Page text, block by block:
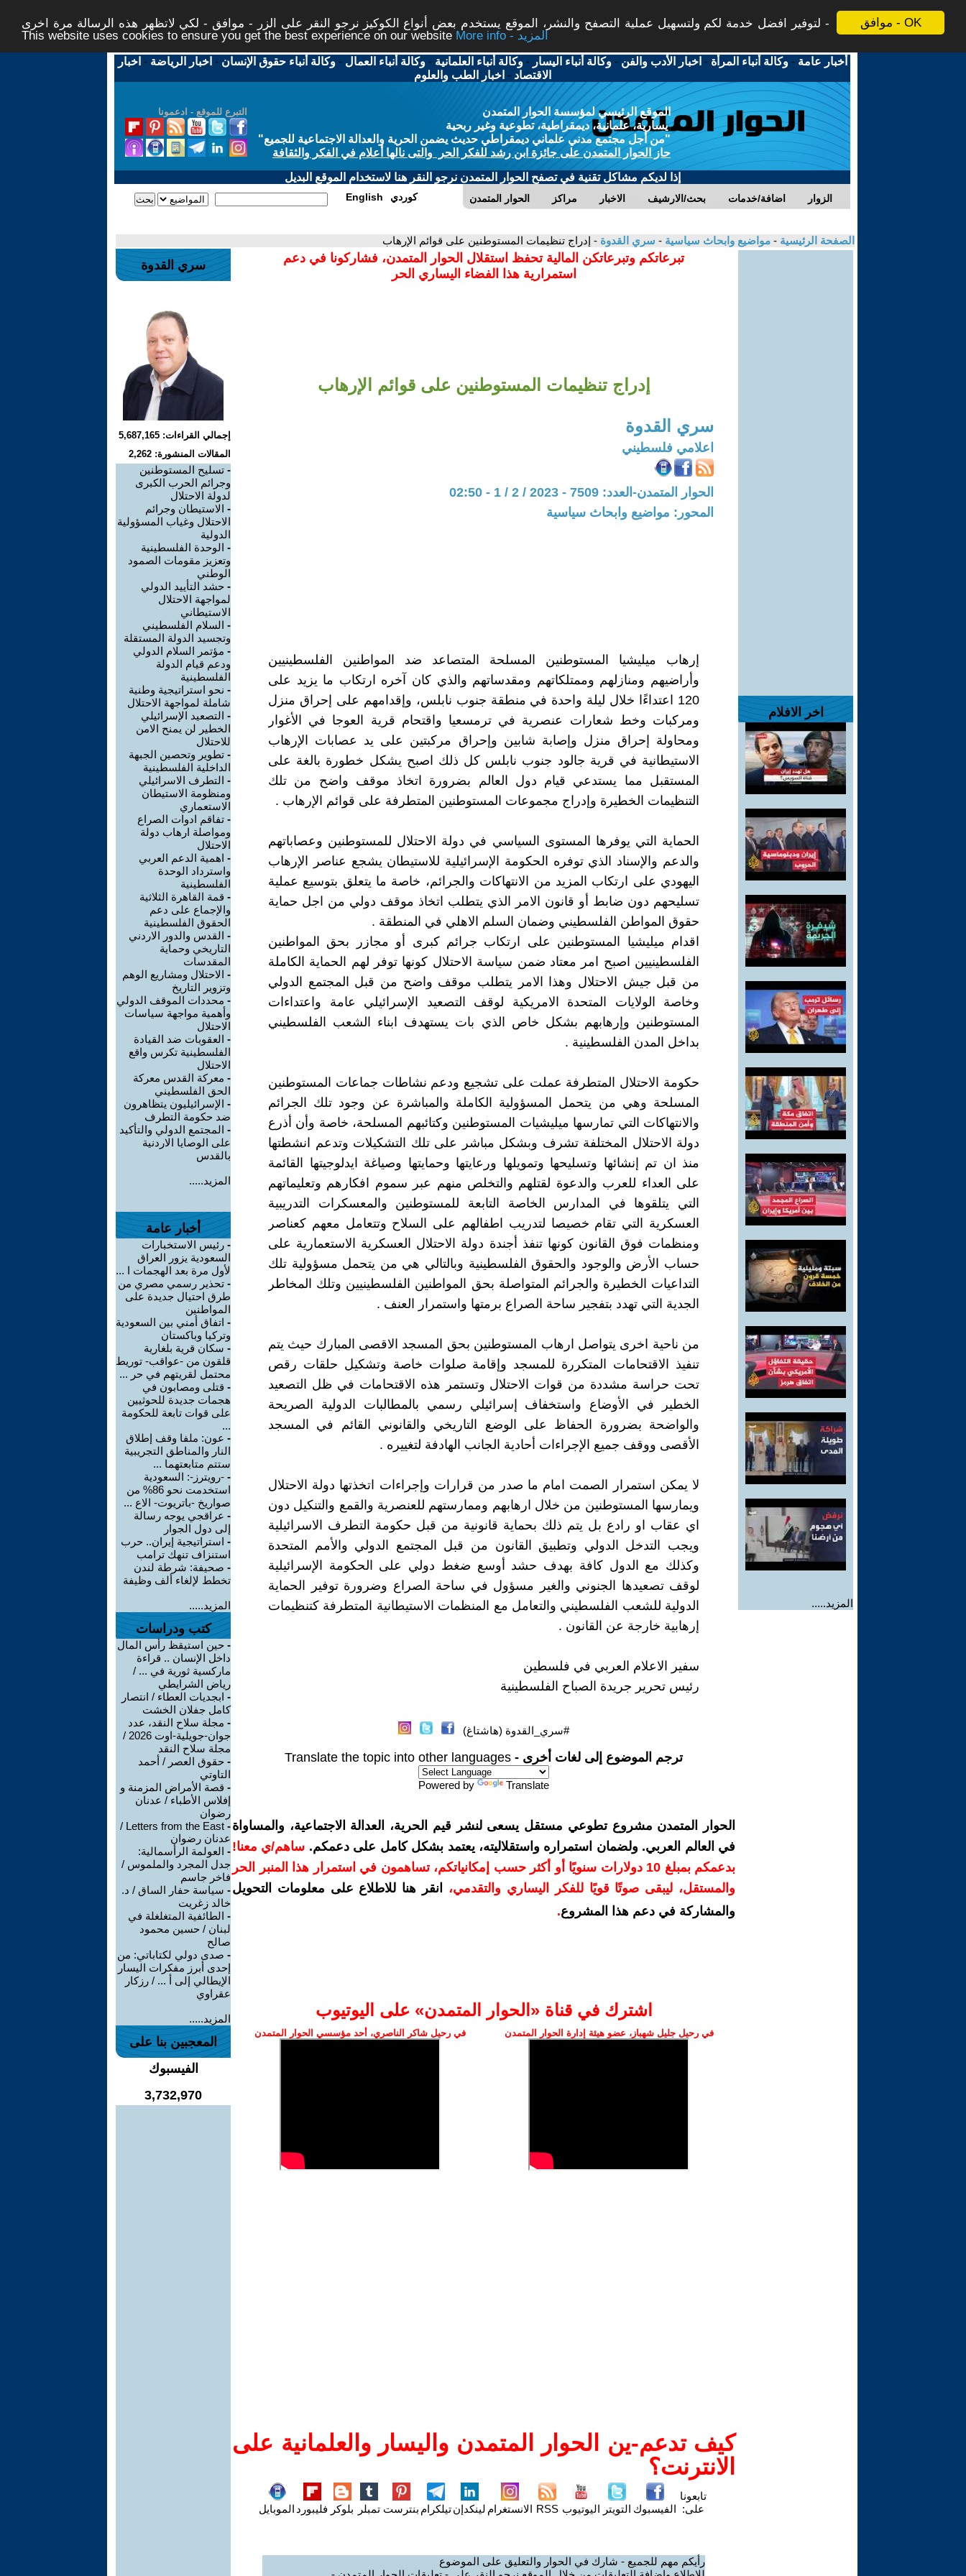
موافق - OK
لتوفير افضل خدمة لكم ولتسهيل عملية التصفح والنشر، الموقع يستخدم بعض أنواع الكوكيز نرجو النقر على الزر - موافق - لكي لاتظهر هذه الرسالة مرة اخرى -
This website uses cookies to ensure you get the best experience on our website
More info - المزيد
أخبار عامة -وكالة أنباء المرأة - اخبار الأدب والفن -وكالة أنباء اليسار -وكالة أنباء العلمانية -وكالة أنباء العمال -وكالة أنباء حقوق الإنسان - اخبار الرياضة - اخبار
الاقتصاد - اخبار الطب والعلوم
التبرع للموقع - ادعمونا
الموقع الرئيسي لمؤسسة الحوار المتمدن
يسارية، علمانية، ديمقراطية، تطوعية وغير ربحية
"من أجل مجتمع مدني علماني ديمقراطي حديث يضمن الحرية والعدالة الاجتماعية للجميع"
حاز الحوار المتمدن على جائزة ابن رشد للفكر الحر والتى نالها أعلام في الفكر والثقافة
إذا لديكم مشاكل تقنية في تصفح الحوار المتمدن نرجو النقر هنا لاستخدام الموقع البديل
الحوار المتمدن مراكز الاخبار بحث/الارشيف اضافة/خدمات الزوار English كوردي
الصفحة الرئيسية - مواضيع وابحاث سياسية - سري القدوة - إدراج تنظيمات المستوطنين على قوائم الإرهاب
اخر الافلام
المزيد.....
تبرعاتكم وتبرعاتكن المالية تحفظ استقلال الحوار المتمدن، فشاركونا في دعم
استمرارية هذا الفضاء اليساري الحر
إدراج تنظيمات المستوطنين على قوائم الإرهاب
سري القدوة
اعلامي فلسطيني
الحوار المتمدن-العدد: 7509 - 2023 / 2 / 1 - 02:50
المحور: مواضيع وابحاث سياسية
إرهاب ميليشيا المستوطنين المسلحة المتصاعد ضد المواطنين الفلسطينيين
وأراضيهم ومنازلهم وممتلكاتهم ومقدساتهم والذي كان آخره ارتكاب ما يزيد على
120 اعتداءًا خلال ليلة واحدة في منطقة جنوب نابلس، وإقدامهم على إحراق منزل
ومركبات وخط شعارات عنصرية في ترمسعيا واقتحام قرية العوجا في الأغوار
ومحاولة إحراق منزل وإصابة شابين وإحراق مركبتين على يد عصابات الإرهاب
الاستيطانية في قرية جالود جنوب نابلس كل ذلك اصبح يشكل خطورة بالغة على
المستقبل مما يستدعي قيام دول العالم بضرورة اتخاذ موقف واضح من تلك
التنظيمات الخطيرة وإدراج مجموعات المستوطنين المتطرفة على قوائم الإرهاب .
الحماية التي يوفرها المستوى السياسي في دولة الاحتلال للمستوطنين وعصاباتهم
والدعم والإسناد الذي توفره الحكومة الإسرائيلية للاستيطان يشجع عناصر الإرهاب
اليهودي على ارتكاب المزيد من الانتهاكات والجرائم، خاصة ما يتعلق بتوسيع عملية
تسليحهم دون ضابط أو قانون الامر الذي يتطلب اتخاذ موقف دولي من اجل حماية
حقوق المواطن الفلسطيني وضمان السلم الاهلي في المنطقة .
اقدام ميليشيا المستوطنين على ارتكاب جرائم كبرى أو مجازر بحق المواطنين
الفلسطينيين اصبح امر معتاد ضمن سياسة الاحتلال كونها توفر لهم الحماية الكاملة
من قبل جيش الاحتلال وهذا الامر يتطلب موقف واضح من قبل المجتمع الدولي
وخاصة الولايات المتحدة الامريكية لوقف التصعيد الإسرائيلي عامة واعتداءات
المستوطنين وإرهابهم بشكل خاص الذي بات يستهدف ابناء الشعب الفلسطيني
بداخل المدن الفلسطينية .
حكومة الاحتلال المتطرفة عملت على تشجيع ودعم نشاطات جماعات المستوطنين
المسلحة وهي من يتحمل المسؤولية الكاملة والمباشرة عن وجود تلك الجرائم
والانتهاكات التي تمارسها ميليشيات المستوطنين وكتائبهم المسلحة، خاصة وأن أذرع
دولة الاحتلال المختلفة تشرف وبشكل مباشر على تلك التشكيلات وتدعم انشطتها
منذ ان تم إنشائها وتسليحها وتمويلها ورعايتها وحمايتها وصياغة ايدلوجيتها القائمة
على العداء للعرب والدعوة لقتلهم والتخلص منهم عبر سموم افكارهم وتعليماتهم
التي يتلقوها في المدارس الخاصة التابعة للمستوطنين والمعسكرات التدريبية
العسكرية التي تقام خصيصا لتدريب اطفالهم على السلاح وتتعامل معهم كعناصر
ومنظمات فوق القانون كونها تنفذ أجندة دولة الاحتلال العسكرية الاستعمارية على
حساب الأرض والوجود والحقوق الفلسطينية وبالتالي هي من يتحمل مسؤولية تلك
التداعيات الخطيرة والجرائم المتواصلة بحق المواطنين الفلسطينيين وتلك المخاطر
الجدية التي تهدد بتفجير ساحة الصراع برمتها واستمرار العنف .
من ناحية اخرى يتواصل ارهاب المستوطنين بحق المسجد الاقصى المبارك حيث يتم
تنفيذ الاقتحامات المتكررة للمسجد وإقامة صلوات خاصة وتشكيل حلقات رقص
تحت حراسة مشددة من قوات الاحتلال وتستمر هذه الاقتحامات في ظل التصعيد
الخطير في الأوضاع واستخفاف إسرائيلي رسمي بالمطالبات الدولية الصريحة
والواضحة بضرورة الحفاظ على الوضع التاريخي والقانوني القائم في المسجد
الأقصى ووقف جميع الإجراءات أحادية الجانب الهادفة لتغييره .
لا يمكن استمرار الصمت امام ما صدر من قرارات وإجراءات اتخذتها دولة الاحتلال
ويمارسها المستوطنين من خلال ارهابهم وممارستهم للعنصرية والقمع والتنكيل دون
اي عقاب او رادع بل يتم ذلك بحماية قانونية من قبل حكومة التطرف الاسرائيلية
ويجب التدخل الدولي وتطبيق القانون من قبل المجتمع الدولي والأمم المتحدة
وكذلك مع الدول كافة بهدف حشد أوسع ضغط دولي على الحكومة الإسرائيلية
لوقف تصعيدها الجنوني والغير مسؤول في ساحة الصراع وضرورة توفير الحماية
الدولية للشعب الفلسطيني والتعامل مع المنظمات الاستيطانية المتطرفة كتنظيمات
إرهابية خارجة عن القانون .
سفير الاعلام العربي في فلسطين
رئيس تحرير جريدة الصباح الفلسطينية
#سري_القدوة (هاشتاغ)
ترجم الموضوع إلى لغات أخرى - Translate the topic into other languages
Powered by Translate
الحوار المتمدن مشروع تطوعي مستقل يسعى لنشر قيم الحرية، العدالة الاجتماعية، والمساواة
في العالم العربي. ولضمان استمراره واستقلاليته، يعتمد بشكل كامل على دعمكم. ساهم/ي معنا!
بدعمكم بمبلغ 10 دولارات سنويًا أو أكثر حسب إمكانياتكم، تساهمون في استمرار هذا المنبر الحر
والمستقل، ليبقى صوتًا قويًا للفكر اليساري والتقدمي،
انقر هنا للاطلاع على معلومات التحويل
والمشاركة في دعم هذا المشروع.
اشترك في قناة ‫«الحوار المتمدن» على اليوتيوب
في رحيل جليل شهباز، عضو هيئة إدارة الحوار المتمدن في رحيل شاكر الناصري، أحد مؤسسي الحوار المتمدن
كيف تدعم-ين الحوار المتمدن واليسار والعلمانية على
الانترنت؟
تابعونا
على: الفيسبوك التويتر اليوتيوب RSS الانستغرام لينكدإنتيلكرام بنترست تمبلر بلوكر فليبورد الموبايل
رأيكم مهم للجميع - شارك في الحوار والتعليق على الموضوع
سري القدوة
إجمالي القراءات: 5,687,165
المقالات المنشورة: 2,262
- تسليح المستوطنين
وجرائم الحرب الكبرى
لدولة الاحتلال
- الاستيطان وجرائم
الاحتلال وغياب المسؤولية
الدولية
- الوحدة الفلسطينية
وتعزيز مقومات الصمود
الوطني
- حشد التأييد الدولي
لمواجهة الاحتلال
الاستيطاني
- السلام الفلسطيني
وتجسيد الدولة المستقلة
- مؤتمر السلام الدولي
ودعم قيام الدولة
الفلسطينية
- نحو استراتيجية وطنية
شاملة لمواجهة الاحتلال
- التصعيد الإسرائيلي
الخطير لن يمنح الامن
للاحتلال
- تطوير وتحصين الجبهة
الداخلية الفلسطينية
- التطرف الاسرائيلي
ومنظومة الاستيطان
الاستعماري
- تفاقم ادوات الصراع
ومواصلة ارهاب دولة
الاحتلال
- اهمية الدعم العربي
واسترداد الوحدة
الفلسطينية
- قمة القاهرة الثلاثية
والإجماع على دعم
الحقوق الفلسطينية
- القدس والدور الاردني
التاريخي وحماية
المقدسات
- الاحتلال ومشاريع الوهم
وتزوير التاريخ
- محددات الموقف الدولي
وأهمية مواجهة سياسات
الاحتلال
- العقوبات ضد القيادة
الفلسطينية تكرس واقع
الاحتلال
- معركة القدس معركة
الحق الفلسطيني
- الإسرائيليون يتظاهرون
ضد حكومة التطرف
- المجتمع الدولي والتأكيد
على الوصايا الاردنية
بالقدس
المزيد.....
أخبار عامة
- رئيس الاستخبارات
السعودية يزور العراق
لأول مرة بعد الهجمات ا ...
- تحذير رسمي مصري من
طرق احتيال جديدة على
المواطنين
- اتفاق أمني بين السعودية
وتركيا وباكستان
- سكان قرية بلغارية
قلقون من -عواقب- توريط
محتمل لقريتهم في حر ...
- قتلى ومصابون في
هجمات جديدة للحوثيين
على قوات تابعة للحكومة
...
- عون: ملفا وقف إطلاق
النار والمناطق التجريبية
ستتم متابعتهما ...
- -رويترز-: السعودية
استخدمت نحو 86% من
صواريخ -باتريوت- الاع ...
- عراقجي يوجه رسالة
إلى دول الجوار
- استراتيجية إيران.. حرب
استنزاف تنهك ترامب
- صحيفة: شرطة لندن
تخطط لإلغاء ألف وظيفة
المزيد.....
كتب ودراسات
- حين استيقظ رأس المال
داخل الإنسان .. قراءة
ماركسية ثورية في ... /
رياض الشرايطي
- ابجديات العطاء / انتصار
كامل جفلان الخشت
- مجلة سلاح النقد، عدد
جوان-جويلية-اوت 2026 /
مجلة سلاح النقد
- حقوق العصر / أحمد
التاوتي
- قصة الأمراض المزمنة و
إفلاس الأطباء / عدنان
رضوان
-
Letters from the East /
عدنان رضوان
- العولمة الرأسمالية:
جدل المجرد والملموس /
فاخر جاسم
- سياسة حفار الساق / د.
خالد زغريت
- الطائفية المتغلغلة في
لبنان / حسين محمود
صالح
- صدى دولي لكتاباتي: من
إحدى أبرز مفكرات اليسار
الإيطالي إلى أ ... / رزكار
عقراوي
المزيد.....
المعجبين بنا على
الفيسبوك
3,732,970